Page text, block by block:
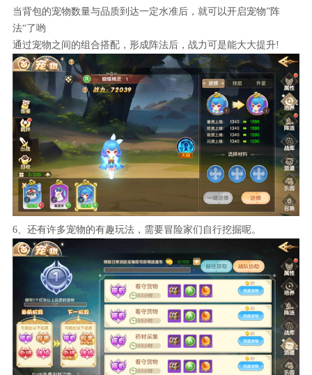
当背包的宠物数量与品质到达一定水准后，就可以开启宠物”阵
法“了哟
通过宠物之间的组合搭配，形成阵法后，战力可是能大大提升!
6、还有许多宠物的有趣玩法，需要冒险家们自行挖掘呢。